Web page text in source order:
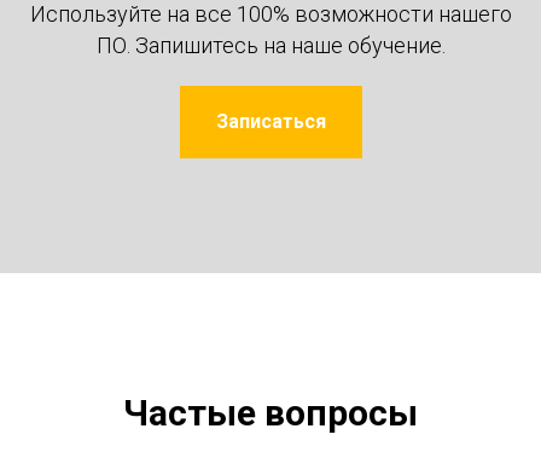
Используйте на все 100% возможности нашего
ПО. Запишитесь на наше обучение.
Записаться
Частые вопросы